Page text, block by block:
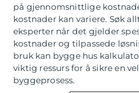
på gjennomsnittlige
kostnader kan variere. Søk
eksperter når det gjelder
kostnader og tilpassede
bruk kan bygge hus
viktig ressurs for å sikre en
byggeprosess.